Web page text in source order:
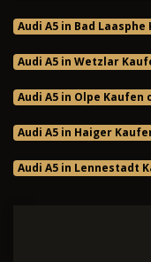
Audi A5 in Bad
Audi A5 in Wetzlar
Audi A5 in Olpe Kaufen
Audi A5 in Haiger
Audi A5 in Lennestadt